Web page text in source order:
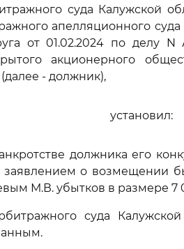
суда Калужской
апелляционного
от 01.02.2024 по делу N
акционерного
- должник),
установил:
должника его
заявлением о возмещении
М.В. убытков в размере 7
суда